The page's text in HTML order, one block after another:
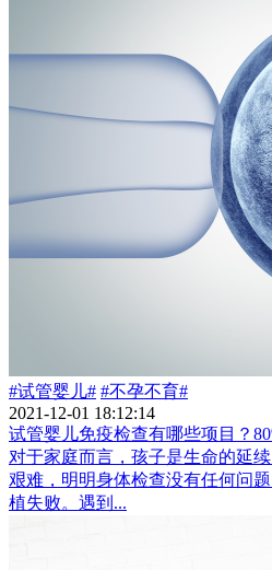
#试管婴儿# #不孕不育#
2021-12-01 18:12:14
试管婴儿免疫检查有哪些项目？
对于家庭而言，孩子是生命的延
艰难，明明身体检查没有任何问
植失败。遇到...